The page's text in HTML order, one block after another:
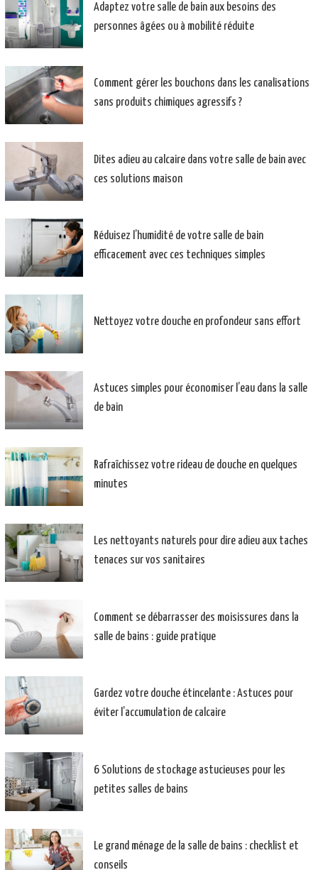
Adaptez votre salle de bain aux besoins des
personnes âgées ou à mobilité réduite
Comment gérer les bouchons dans les canalisations
sans produits chimiques agressifs ?
Dites adieu au calcaire dans votre salle de bain avec
ces solutions maison
Réduisez l’humidité de votre salle de bain
efficacement avec ces techniques simples
Nettoyez votre douche en profondeur sans effort
Astuces simples pour économiser l’eau dans la salle
de bain
Rafraîchissez votre rideau de douche en quelques
minutes
Les nettoyants naturels pour dire adieu aux taches
tenaces sur vos sanitaires
Comment se débarrasser des moisissures dans la
salle de bains : guide pratique
Gardez votre douche étincelante : Astuces pour
éviter l’accumulation de calcaire
6 Solutions de stockage astucieuses pour les
petites salles de bains
Le grand ménage de la salle de bains : checklist et
conseils